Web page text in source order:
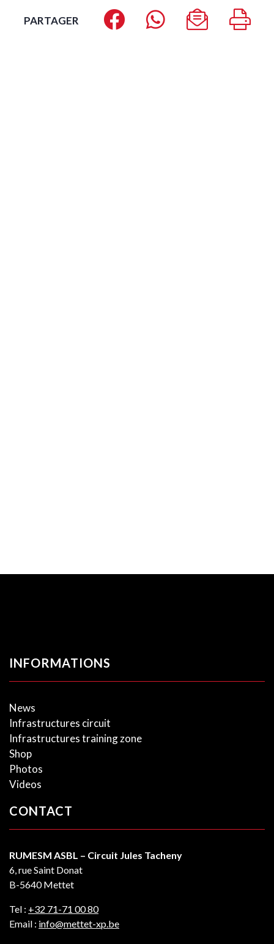
PARTAGER
INFORMATIONS
News
Infrastructures circuit
Infrastructures training zone
Shop
Photos
Videos
CONTACT
RUMESM ASBL – Circuit Jules Tacheny
6, rue Saint Donat
B-5640 Mettet
Tel : +32 71-71 00 80
Email : info@mettet-xp.be